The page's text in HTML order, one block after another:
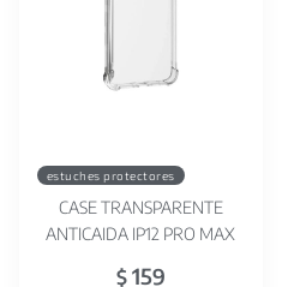
estuches protectores
CASE TRANSPARENTE
ANTICAIDA IP12 PRO MAX
$159